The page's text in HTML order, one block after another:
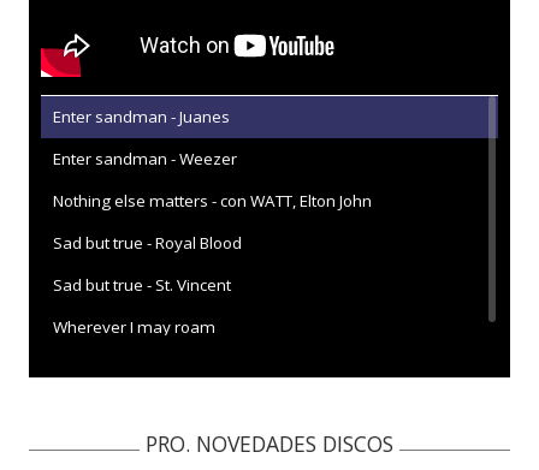
Enter sandman - Juanes
Enter sandman - Weezer
Nothing else matters - con WATT, Elton John
Sad but true - Royal Blood
Sad but true - St. Vincent
Wherever I may roam
PRO. NOVEDADES DISCOS